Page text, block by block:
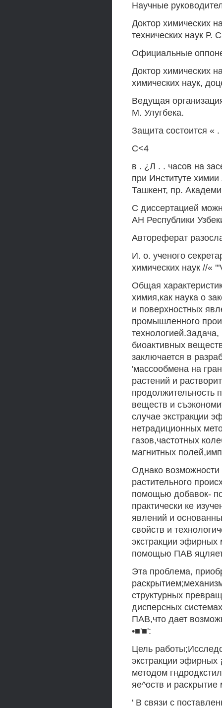
Научные
Доктор химических
технических наук
Официальные
Доктор химических
химических наук,
Ведущая
М. Улугбека.
Защита состоится «
С<4
в . ¿Л . . часов на
при Институте
Ташкент, пр.
С диссертацией
АН Республики
Автореферат
И. о. ученого
химических наук //
Общая
химия,как наука о
и поверхностных
промышленного
биоактивных
заключается в
'массообмена на
растений и
продолжительность
веществ и
случае экстракции
нетрадиционных
газов,частотных
магнитных
Однако возможности
растительного
помощью добавок-
практически ке
явлений и
свойств и
экстракции эфирных
помощью ПАВ
Эта проблема,
структурных
дисперсных
ПАВ,что дает
•■'■':
Цель
экстракции эфирных
методом
яе^оств и раскрытие
' В связи с